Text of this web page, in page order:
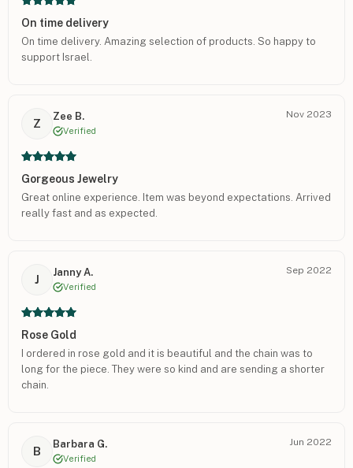
On time delivery
On time delivery. Amazing selection of products. So happy to
support Israel.
Z
Zee B.
Verified
Nov 2023
Gorgeous Jewelry
Great online experience. Item was beyond expectations. Arrived
really fast and as expected.
J
Janny A.
Verified
Sep 2022
Rose Gold
I ordered in rose gold and it is beautiful and the chain was to
long for the piece. They were so kind and are sending a shorter
chain.
B
Barbara G.
Verified
Jun 2022